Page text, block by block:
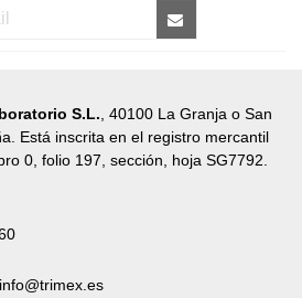
S.L. , 40100 La Granja o San
Está inscrita en el registro mercantil
0, folio 197, sección, hoja SG7792.
info@trimex.es